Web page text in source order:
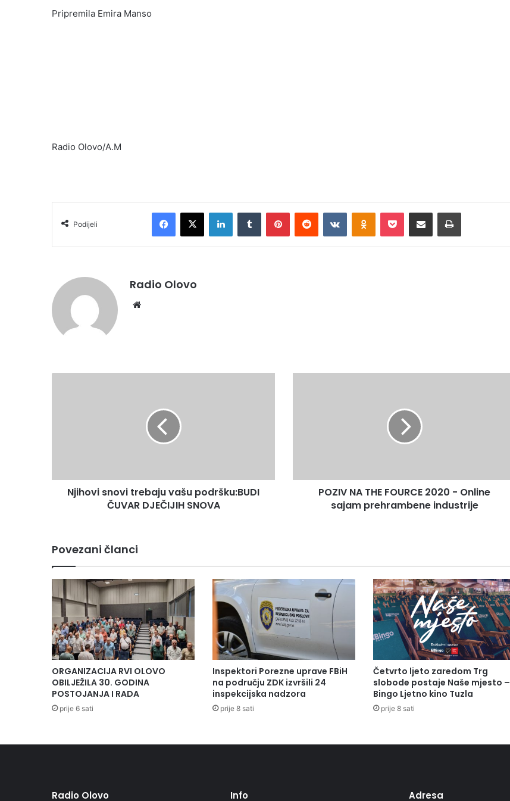
Pripremila Emira Manso
Radio Olovo/A.M
Podijeli
Facebook
X LinkedInTumblr PinterestReddit VKontakteOdnoklassniki
Pocket Podijeli putem Emaila Print
Radio Olovo
Njihovi snovi trebaju vašu podršku:BUDI
ČUVAR DJEČIJIH SNOVA
prehrambene
industrijePOZIV NA THE FOURCE 2020 - Online
sajam prehrambene industrije
Povezani članci
ORGANIZACIJA RVI OLOVO
OBILJEŽILA 30. GODINA
POSTOJANJA I RADA
prije 6 sati
Inspektori Porezne uprave FBiH
na području ZDK izvršili 24
inspekcijska nadzora
prije 8 sati
Četvrto ljeto zaredom Trg
slobode postaje Naše mjesto –
Bingo Ljetno kino Tuzla
prije 8 sati
Radio Olovo Info Adresa